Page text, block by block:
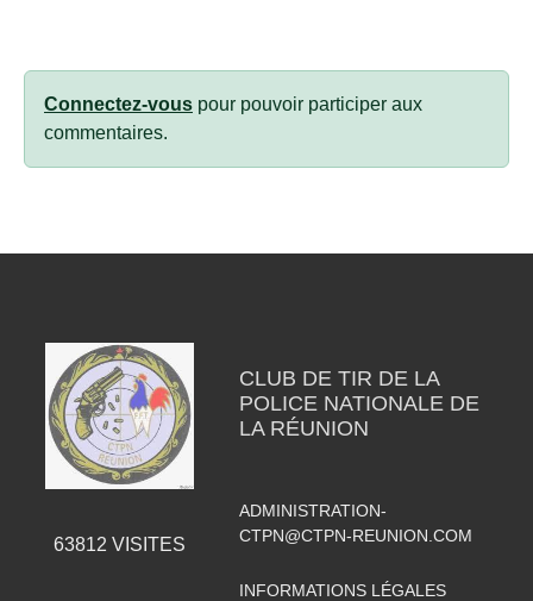
Connectez-vous pour pouvoir participer aux
commentaires.
63812 VISITES
CLUB DE TIR DE LA
POLICE NATIONALE DE
LA RÉUNION
ADMINISTRATION-
CTPN@CTPN-REUNION.COM
INFORMATIONS LÉGALES